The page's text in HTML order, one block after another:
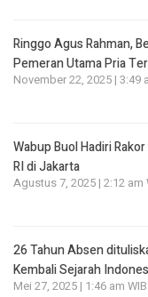
Ringgo Agus Rahman,
Pemeran Utama Pria
November 22, 2025 | 3:49
Wabup Buol Hadiri
RI di Jakarta
Agustus 7, 2025 | 2:12 am
26 Tahun Absen
Kembali Sejarah
Mei 27, 2025 | 1:46 am WIB